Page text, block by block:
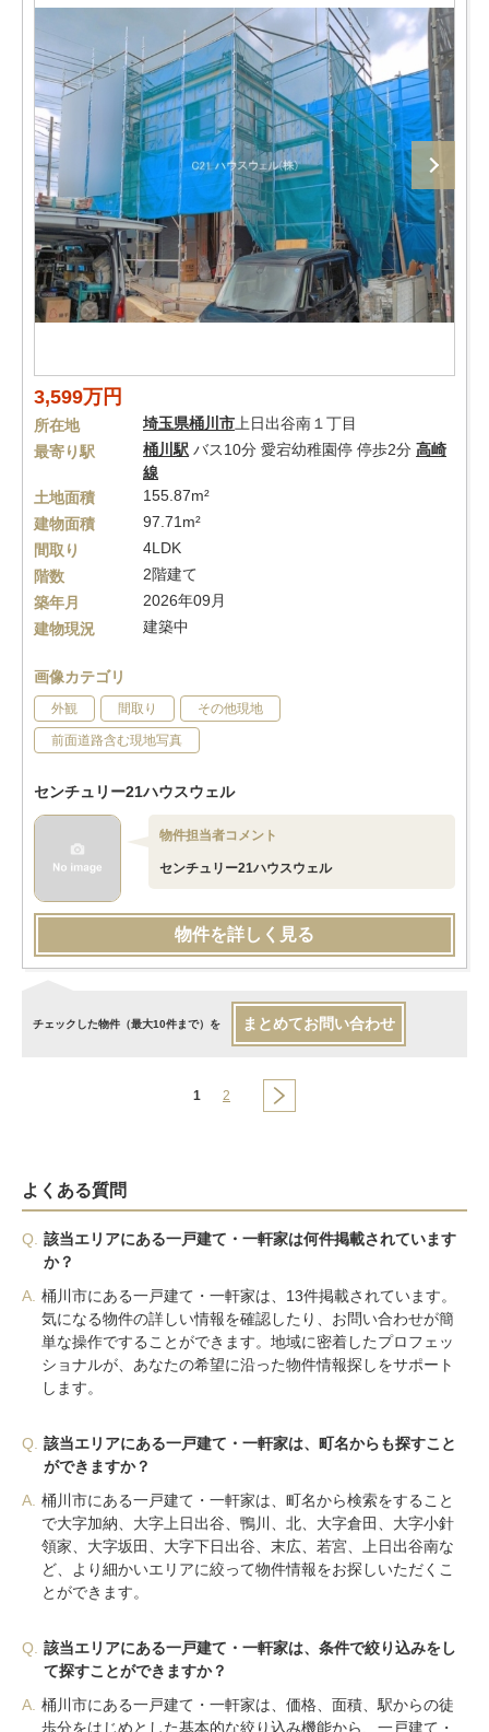
3,599万円
所在地 埼玉県桶川市 上日出谷南１丁目
最寄り駅
桶川駅 バス10分 愛宕幼稚園停 停歩2分 高崎
線
土地面積
155.87m²
建物面積
97.71m²
間取り
4LDK
階数
2階建て
築年月
2026年09月
建物現況
建築中
画像カテゴリ
外観 間取り その他現地
前面道路含む現地写真
センチュリー21ハウスウェル
物件担当者コメント
センチュリー21ハウスウェル
物件を詳しく見る
チェックした物件（最大10件まで）を まとめてお問い合わせ
1 2
よくある質問
Q.
該当エリアにある一戸建て・一軒家は何件掲載されています
か？
A. 桶川市にある一戸建て・一軒家は、13件掲載されています。
気になる物件の詳しい情報を確認したり、お問い合わせが簡
単な操作ですることができます。地域に密着したプロフェッ
ショナルが、あなたの希望に沿った物件情報探しをサポート
します。
Q.
該当エリアにある一戸建て・一軒家は、町名からも探すこと
ができますか？
A. 桶川市にある一戸建て・一軒家は、町名から検索をすること
で大字加納、大字上日出谷、鴨川、北、大字倉田、大字小針
領家、大字坂田、大字下日出谷、末広、若宮、上日出谷南な
ど、より細かいエリアに絞って物件情報をお探しいただくこ
とができます。
Q.
該当エリアにある一戸建て・一軒家は、条件で絞り込みをし
て探すことができますか？
A. 桶川市にある一戸建て・一軒家は、価格、面積、駅からの徒
歩分をはじめとした基本的な絞り込み機能から、一戸建て・